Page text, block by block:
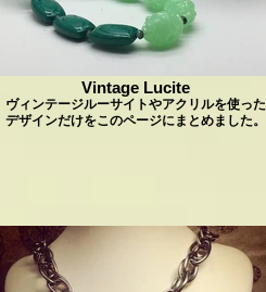
Vintage Lucite
ヴィンテージルーサイトやアクリルを使った
デザインだけをこのページにまとめました。